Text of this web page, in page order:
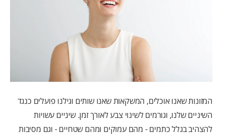
המזונות שאנו אוכלים, המשקאות שאנו שותים וגילנו פועלים כנגד
השיניים שלנו, וגורמים לשינוי צבע לאורך זמן. שיניים עשויות
להצהיב בגלל כתמים - מהם עמוקים ומהם שטחיים - וגם מסיבות